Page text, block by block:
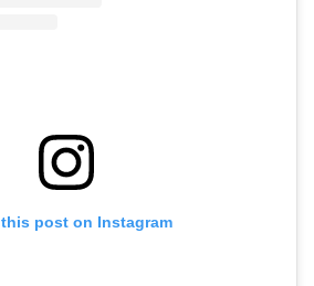
post on Instagram